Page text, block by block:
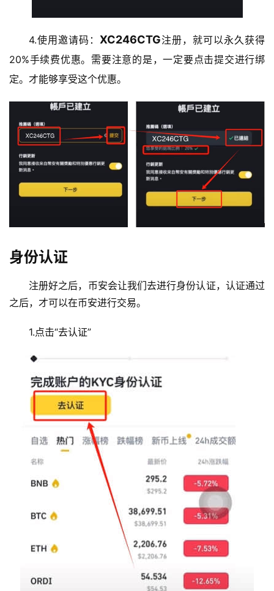
4.使用邀请码： XC246CTG注册，就可以永久获得
20%手续费优惠。需要注意的是，一定要点击提交进行绑
定。才能够享受这个优惠。
身份认证
注册好之后，币安会让我们去进行身份认证，认证通过
之后，才可以在币安进行交易。
1.点击“去认证”